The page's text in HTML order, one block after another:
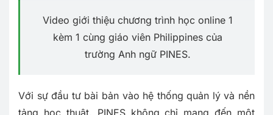
Video giới thiệu chương trình học online 1
kèm 1 cùng giáo viên Philippines của
trường Anh ngữ PINES.
Với sự đầu tư bài bản vào hệ thống quản lý và nền